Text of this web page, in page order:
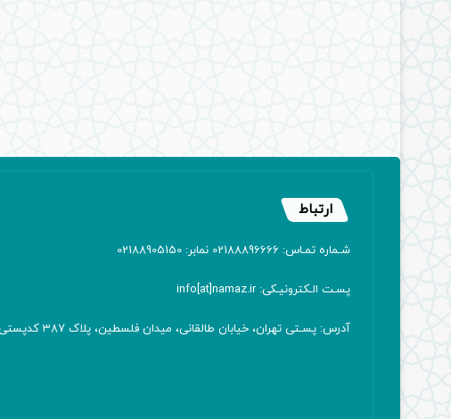
ارتباط
شـماره تمـاس: 02188896666 نمابر: 02188905150
پسـت الـکترونیـکی: info[at]namaz.ir
آدرس: پسـتی تهران، خیابان طالقانی، میدان فلسطین، پلاک 387 کدپستی: ۱۴۱۶۷۱۳۸۱۱